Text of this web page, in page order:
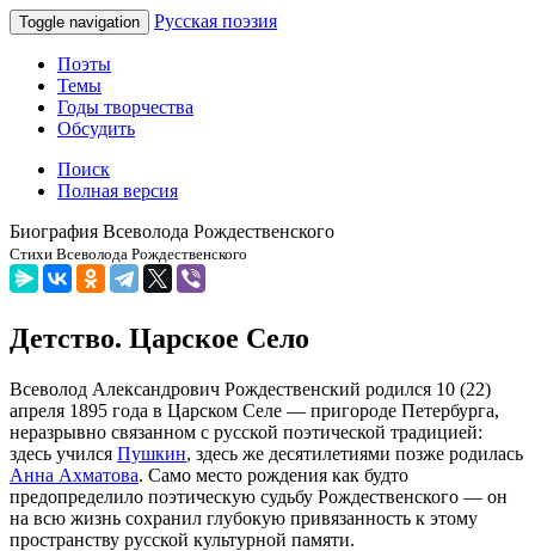
Toggle navigation Русская поэзия
Поэты
Темы
Годы творчества
Обсудить
Поиск
Полная версия
Биография Всеволода Рождественского
Стихи Всеволода Рождественского
Детство. Царское Село
Всеволод Александрович Рождественский родился 10 (22)
апреля 1895 года в Царском Селе — пригороде Петербурга,
неразрывно связанном с русской поэтической традицией:
здесь учился Пушкин, здесь же десятилетиями позже родилась
Анна Ахматова. Само место рождения как будто
предопределило поэтическую судьбу Рождественского — он
на всю жизнь сохранил глубокую привязанность к этому
пространству русской культурной памяти.